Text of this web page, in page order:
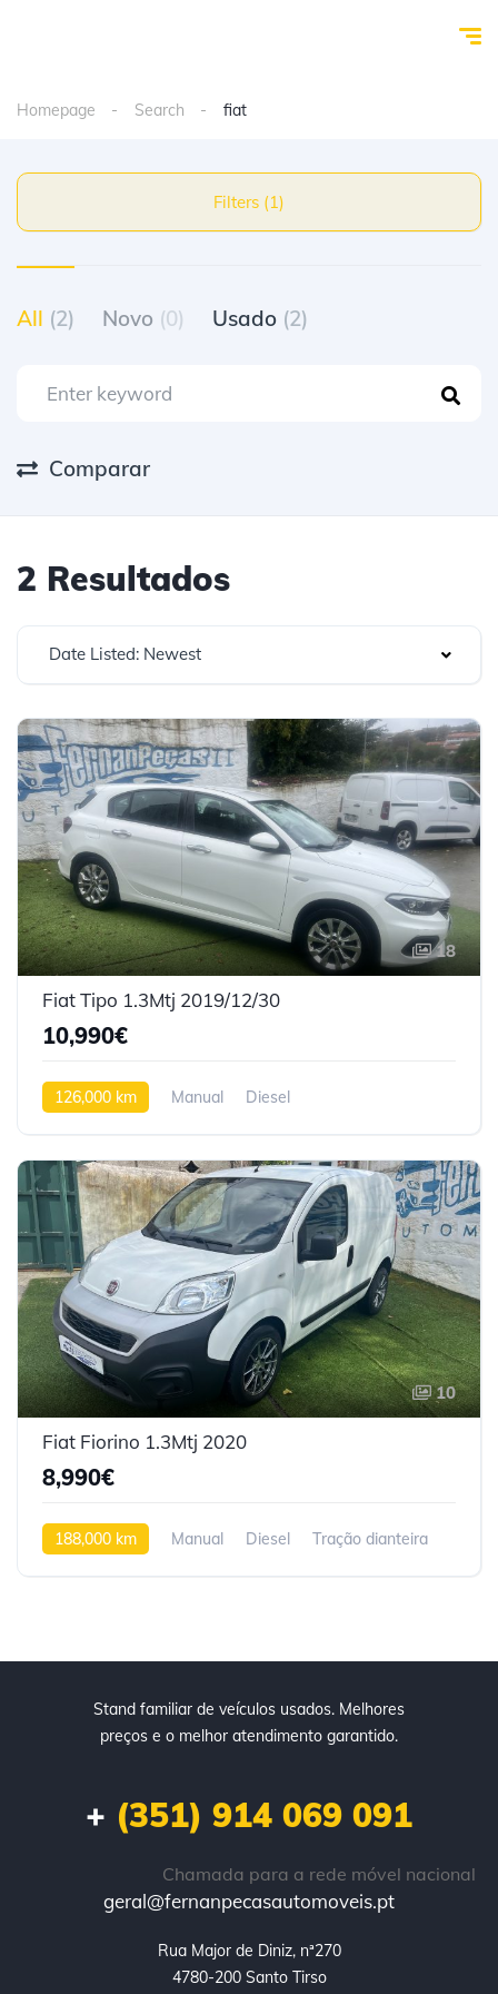
Homepage Search fiat
Filters (1)
All (2) Novo (0) Usado (2)
Comparar
2 Resultados
Date Listed: Newest
18
Fiat Tipo 1.3Mtj 2019/12/30
10,990€
126,000 km Manual Diesel
10
Fiat Fiorino 1.3Mtj 2020
8,990€
188,000 km Manual Diesel Tração dianteira
Stand familiar de veículos usados. Melhores
preços e o melhor atendimento garantido.
+ (351) 914 069 091
Chamada para a rede móvel nacional
geral@fernanpecasautomoveis.pt
Rua Major de Diniz, nª270
4780-200 Santo Tirso